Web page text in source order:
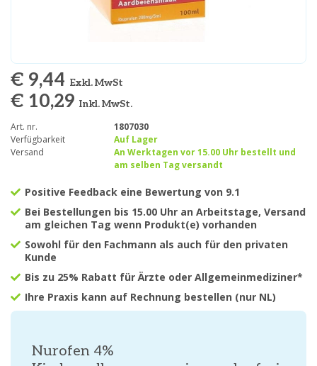
€ 9,44 Exkl. MwSt
€ 10,29 Inkl. MwSt.
Art. nr.
1807030
Verfügbarkeit
Auf Lager
Versand
An Werktagen vor 15.00 Uhr bestellt und
am selben Tag versandt
Positive Feedback eine Bewertung von 9.1
Bei Bestellungen bis 15.00 Uhr an Arbeitstage, Versand
am gleichen Tag wenn Produkt(e) vorhanden
Sowohl für den Fachmann als auch für den privaten
Kunde
Bis zu 25% Rabatt für Ärzte oder Allgemeinmediziner*
Ihre Praxis kann auf Rechnung bestellen (nur NL)
Nurofen 4%